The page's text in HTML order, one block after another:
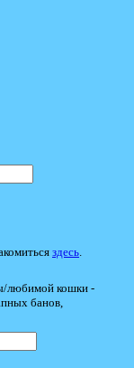
здесь
любимой кошки -
банов,